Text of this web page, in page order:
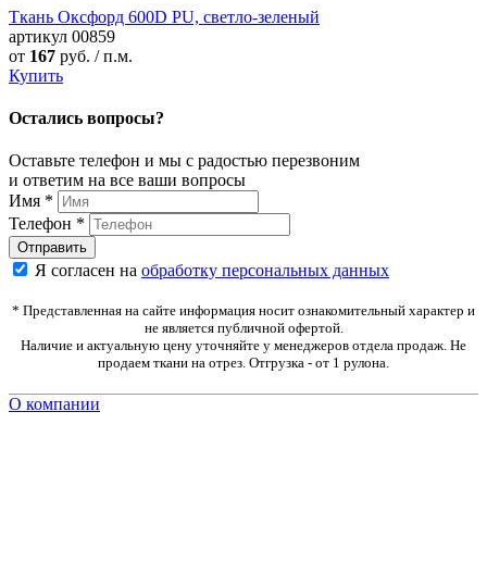
Ткань Оксфорд 600D PU, светло-зеленый
артикул 00859
от 167 руб. / п.м.
Купить
Остались вопросы?
Оставьте телефон и мы с радостью перезвоним
и ответим на все ваши вопросы
Имя *
Телефон *
Я согласен на обработку персональных данных
* Представленная на сайте информация носит ознакомительный характер и
не является публичной офертой.
Наличие и актуальную цену уточняйте у менеджеров отдела продаж. Не
продаем ткани на отрез. Отгрузка - от 1 рулона.
О компании